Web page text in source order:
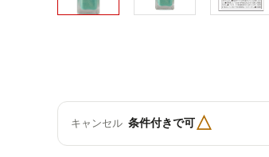
キャンセル 条件付きで可△